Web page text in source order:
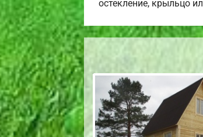
остекление, крыльцо